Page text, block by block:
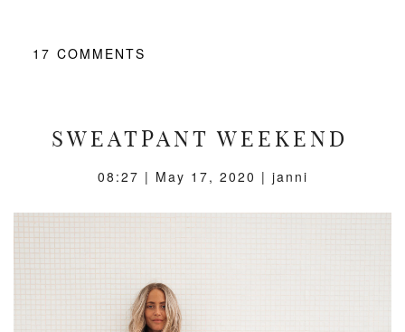
17 COMMENTS
SWEATPANT WEEKEND
08:27 | May 17, 2020 | janni